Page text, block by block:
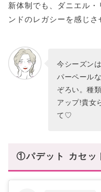
新体制でも、ダニエル
ンドのレガシーを感じさ
今シーズン
パーペール
ぞろい。種
アップ!貴女
て♡
①パデット カセッ